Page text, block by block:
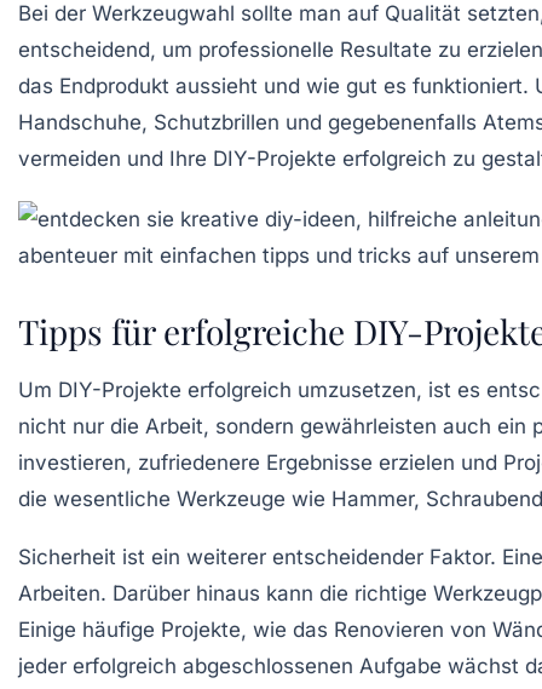
Bei der Werkzeugwahl sollte man auf Qualität
entscheidend, um professionelle Resultate zu
das Endprodukt aussieht und wie gut es
Handschuhe, Schutzbrillen und gegebenenfalls
vermeiden und Ihre DIY-Projekte erfolgreich zu
Tipps für erfolgreiche DIY-
Um DIY-Projekte erfolgreich umzusetzen, ist es
nicht nur die Arbeit, sondern gewährleisten auch
investieren, zufriedenere Ergebnisse erzielen und
die wesentliche Werkzeuge wie Hammer,
Sicherheit ist ein weiterer entscheidender Faktor.
Arbeiten. Darüber hinaus kann die richtige
Einige häufige Projekte, wie das Renovieren von
jeder erfolgreich abgeschlossenen Aufgabe wächst